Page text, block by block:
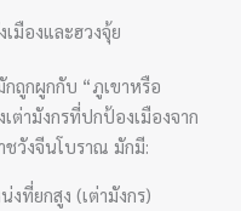
มืองและฮวงจุ้ย
ถูกผูกกับ “ภูเขาหรือ
ามังกรที่ปกป้องเมืองจาก
ชวังจีนโบราณ มักมี:
ที่ยกสูง (เต่ามังกร)